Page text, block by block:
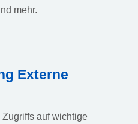
mehr.
Externe
Zugriffs auf wichtige